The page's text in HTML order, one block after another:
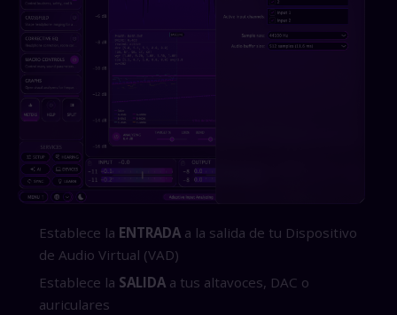
Establece la ENTRADA a la salida de tu Dispositivo
de Audio Virtual (VAD)
Establece la SALIDA a tus altavoces, DAC o
auriculares